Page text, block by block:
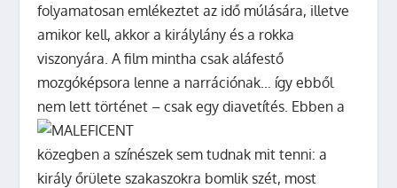
folyamatosan emlékeztet az idő múlására, illetve
amikor kell, akkor a királylány és a rokka
viszonyára. A film mintha csak aláfestő
mozgóképsora lenne a narrációnak… így ebből
nem lett történet – csak egy diavetítés. Ebben a
közegben a színészek sem tudnak mit tenni: a
király őrülete szakaszokra bomlik szét, most